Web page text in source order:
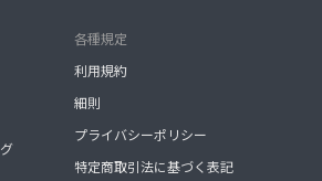
各種規定
利用規約
細則
プライバシーポリシー
特定商取引法に基づく表記